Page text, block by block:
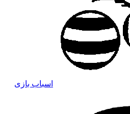
اسباب بازی